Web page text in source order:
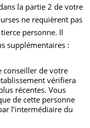
la partie 2 de votre
ne requièrent pas
personne. Il
supplémentaires :
conseiller de votre
vérifiera
récentes. Vous
de cette personne
l’intermédiaire du